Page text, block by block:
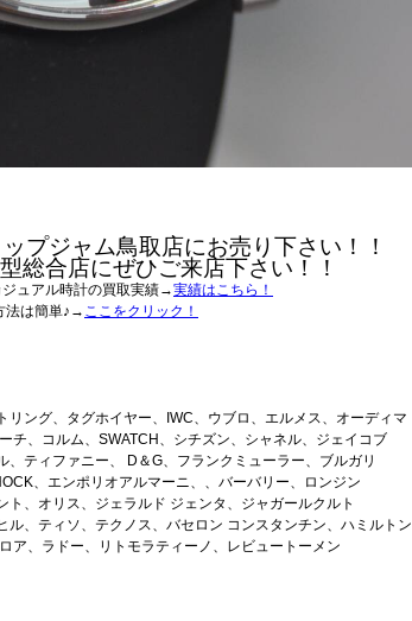
プジャム鳥取店にお売り下さい！！
総合店にぜひご来店下さい！！
ュアル時計の買取実績→実績はこちら！
法は簡単♪→ ここをクリック！
ング、タグホイヤー、IWC、ウブロ、エルメス、オーディマ
チ、コルム、SWATCH、シチズン、シャネル、ジェイコブ
ティファニー、 D＆G、フランクミューラー、ブルガリ
、エンポリオアルマーニ、、バーバリー、ロンジン
、オリス、ジェラルド ジェンタ、ジャガールクルト
、ティソ、テクノス、バセロン コンスタンチン、ハミルトン
ア、ラドー、リトモラティーノ、レビュートーメン